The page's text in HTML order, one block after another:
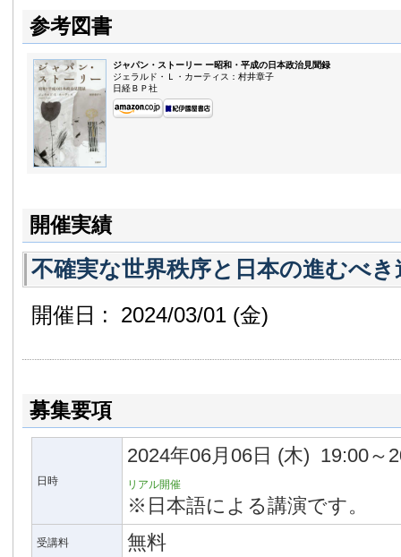
参考図書
ジャパン・ストーリー ー昭和・平成の日本政治見聞録
ジェラルド・Ｌ・カーティス：村井章子
日経ＢＰ社
開催実績
不確実な世界秩序と日本の進むべき
開催日 : 2024/03/01 (金)
募集要項
日時
2024年06月06日 (木) 19:00～
リアル開催
※日本語による講演です。
受講料 無料